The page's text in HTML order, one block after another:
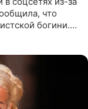
что
богини.